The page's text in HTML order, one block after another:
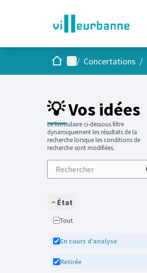
AccueilMenu principal
/ Concertations /
💡 Vos idées
Le formulaire ci-dessous filtre
dynamiquement les résultats de la
recherche lorsque les conditions de
recherche sont modifiées.
État
Tout
En cours d’analyse
Retirée